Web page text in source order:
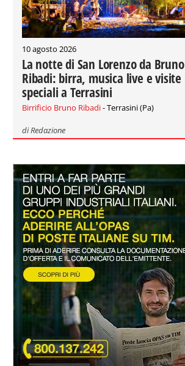
10 agosto 2026
La notte di San Lorenzo da Bruno
Ribadi: birra, musica live e visite
speciali a Terrasini
Birrificio Bruno Ribadi- Terrasini (Pa)
diRedazione